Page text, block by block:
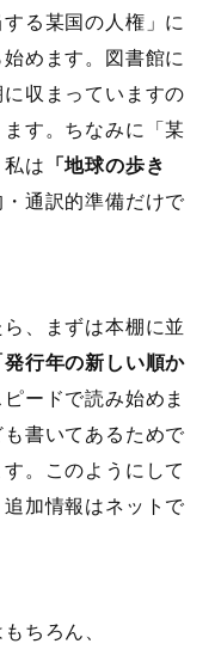
る某国の人権」に
めます。図書館に
収まっていますの
す。ちなみに「某
は 「地球の歩き
・通訳的準備だけで
、まずは本棚に並
発行年の新しい順か
ードで読み始めま
書いてあるためで
。このようにして
加情報はネットで
ちろん、